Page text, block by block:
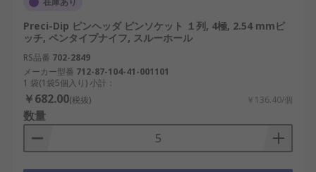
Preci-Dip ピンヘッダ ピンソケット １列, 4極, 2.54 mmピ
ッチ, ペンタイプナイフ, スルーホール
RS品番 702-2849
メーカー型番 712-87-104-41-001101
1 袋(1袋5個入り) 小計：
￥682.00(税抜) ￥136.40/個
数量